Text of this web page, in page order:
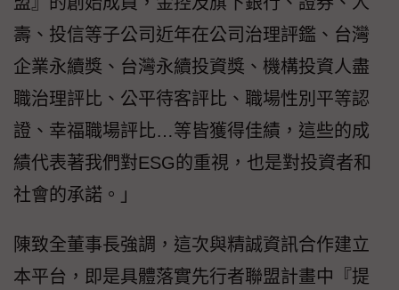
壽、投信等子公司近年在公司治理評鑑、台灣
企業永續獎、台灣永續投資獎、機構投資人盡
職治理評比、公平待客評比、職場性別平等認
證、幸福職場評比…等皆獲得佳績，這些的成
績代表著我們對ESG的重視，也是對投資者和
社會的承諾。」
陳致全董事長強調，這次與精誠資訊合作建立
本平台，即是具體落實先行者聯盟計畫中『提